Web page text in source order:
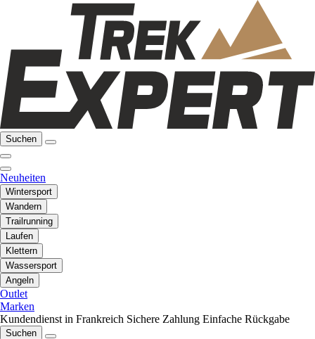
Suchen
Neuheiten
Wintersport
Wandern
Trailrunning
Laufen
Klettern
Wassersport
Angeln
Outlet
Marken
Kundendienst in Frankreich Sichere Zahlung Einfache Rückgabe
Suchen